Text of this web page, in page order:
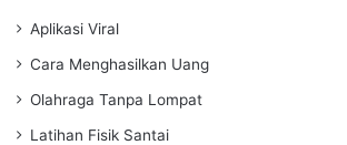
Aplikasi Viral
Cara Menghasilkan Uang
Olahraga Tanpa Lompat
Latihan Fisik Santai